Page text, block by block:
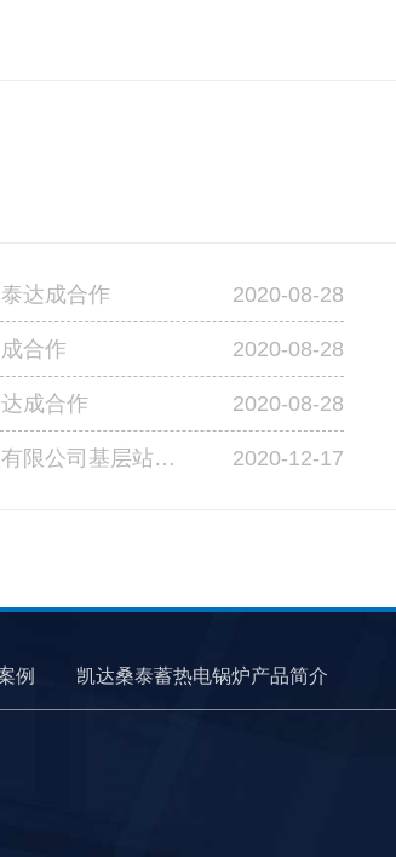
达成合作 2020-08-28
合作 2020-08-28
成合作 2020-08-28
成功中标宁夏交投高速公路管理有限公司基层站点燃煤改造工程第四标段 2020-12-17
例 凯达桑泰蓄热电锅炉产品简介